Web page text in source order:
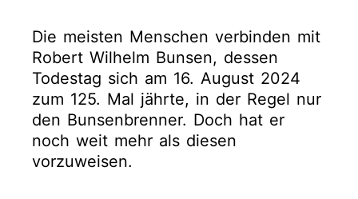
Die meisten Menschen verbinden mit
Robert Wilhelm Bunsen, dessen
Todestag sich am 16. August 2024
zum 125. Mal jährte, in der Regel nur
den Bunsenbrenner. Doch hat er
noch weit mehr als diesen
vorzuweisen.